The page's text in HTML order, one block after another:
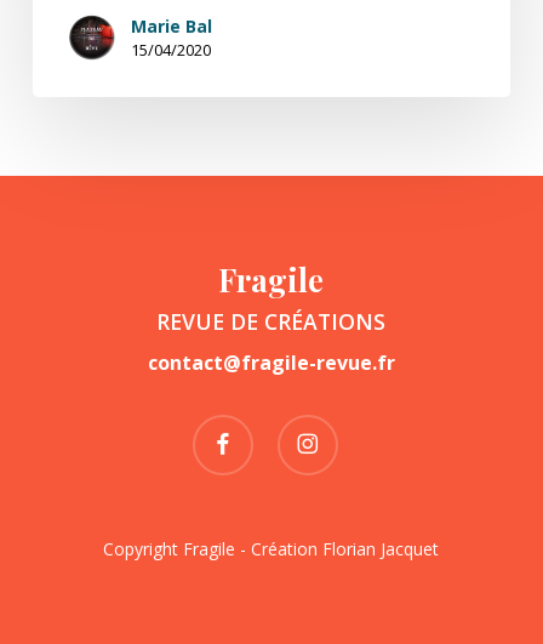
Marie Bal
15/04/2020
Fragile
REVUE DE CRÉATIONS
contact@fragile-revue.fr
facebook instagram
Copyright Fragile - Création Florian Jacquet